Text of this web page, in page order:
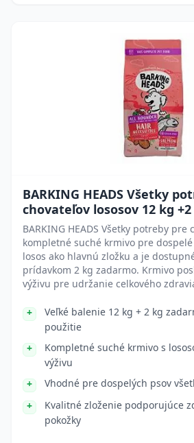
BARKING HEADS Všetky
chovateľov lososov 12 kg
BARKING HEADS Všetky potreby pre
kompletné suché krmivo pre
losos ako hlavnú zložku a je
prídavkom 2 kg zadarmo. Krmivo
výživu pre udržanie celkového
Veľké balenie 12 kg + 2 kg
použitie
Kompletné suché krmivo s
výživu
Vhodné pre dospelých psov
Kvalitné zloženie podporujúce
pokožky